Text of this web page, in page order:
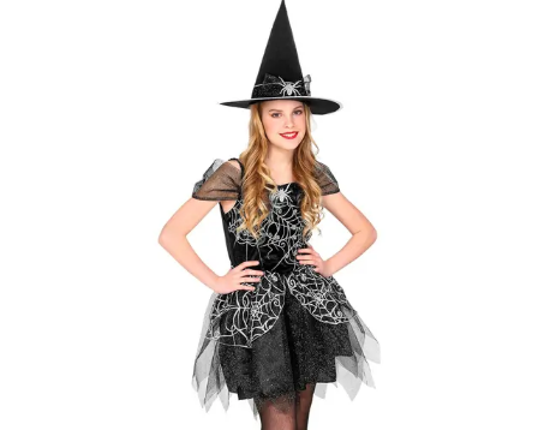
- Robin Hood
- Pán Péter
- Super Mario